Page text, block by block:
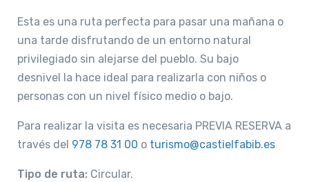
Esta es una ruta perfecta para pasar una mañana o
una tarde disfrutando de un entorno natural
privilegiado sin alejarse del pueblo. Su bajo
desnivel la hace ideal para realizarla con niños o
personas con un nivel físico medio o bajo.
Para realizar la visita es necesaria PREVIA RESERVA a
través del 978 78 31 00 o turismo@castielfabib.es
Tipo de ruta: Circular.